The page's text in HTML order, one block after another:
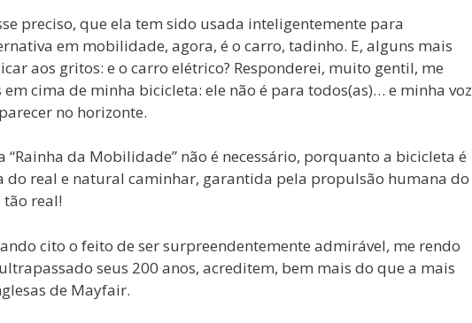
preciso, que ela tem sido usada inteligentemente para
em mobilidade, agora, é o carro, tadinho. E, alguns mais
aos gritos: e o carro elétrico? Responderei, muito gentil, me
cima de minha bicicleta: ele não é para todos(as)… e minha voz
no horizonte.
“Rainha da Mobilidade” não é necessário, porquanto a bicicleta é
real e natural caminhar, garantida pela propulsão humana do
real!
cito o feito de ser surpreendentemente admirável, me rendo
seus 200 anos, acreditem, bem mais do que a mais
de Mayfair.